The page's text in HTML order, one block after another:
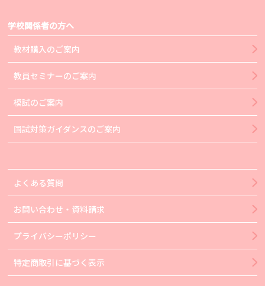
学校関係者の方へ
教材購入のご案内
教員セミナーのご案内
模試のご案内
国試対策ガイダンスのご案内
よくある質問
お問い合わせ・資料請求
プライバシーポリシー
特定商取引に基づく表示